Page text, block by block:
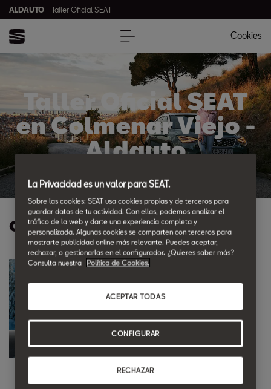
ALDAUTO Taller Oficial SEAT
Cookies
Taller Oficial SEAT
en Colmenar Viejo -
Aldauto
Ofertas Posventa
La Privacidad es un valor para SEAT.
Sobre las cookies: SEAT usa cookies propias y de terceros para
guardar datos de tu actividad. Con ellas, podemos analizar el
tráfico de la web y darte una experiencia completa y
personalizada. Algunas cookies se comparten con terceros para
mostrarte publicidad online más relevante. Puedes aceptar,
rechazar, o gestionarlas en el configurador. ¿Quieres saber más?
Consulta nuestra
Política de Cookies.
RECHAZAR
ACEPTAR TODAS
CONFIGURAR